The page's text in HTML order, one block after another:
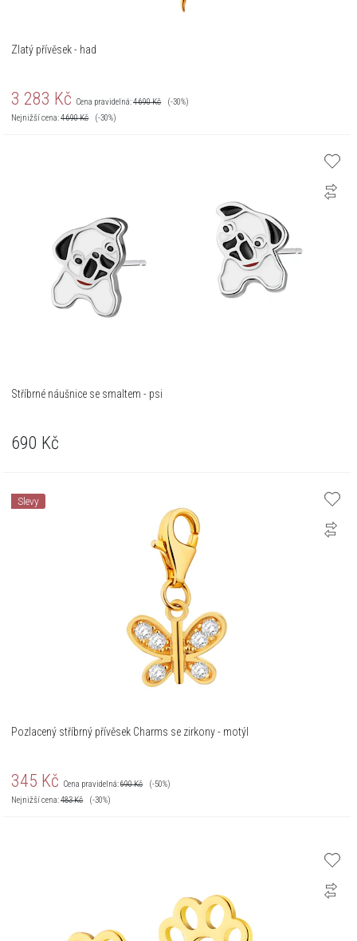
Zlatý přívěsek - had
3 283 Kč Cena pravidelná:4 690Kč
(-30%)
Nejnižší cena:4 690Kč (-30%)
Stříbrné náušnice se smaltem - psi
690 Kč
Slevy
Pozlacený stříbrný přívěsek Charms se zirkony - motýl
345 Kč Cena pravidelná:690Kč
(-50%)
Nejnižší cena:483Kč (-30%)